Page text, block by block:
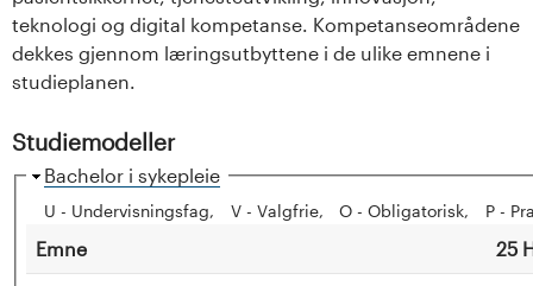
t
n
teknologi og digital kompetanse. Kompetanseområdene
dekkes gjennom læringsutbyttene i de ulike emnene i
studieplanen.
Studiemodeller
H
i
Bachelor i sykepleie
U - Undervisningsfag V - Valgfrie O - Obligatorisk P -
Emne 25